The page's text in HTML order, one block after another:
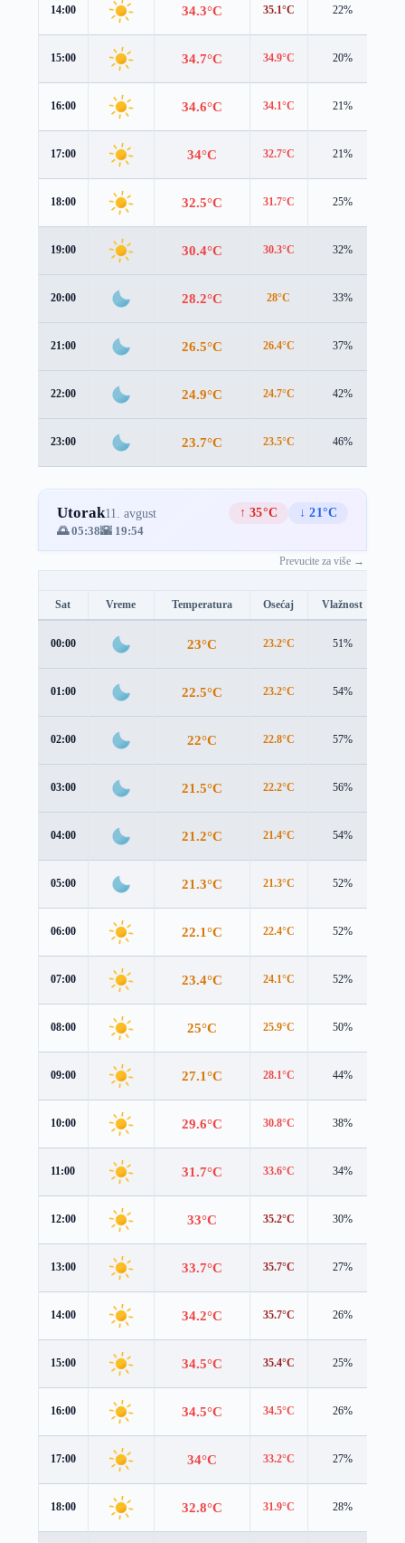
14:00 34.3°C 35.1°C 22%
15:00 34.7°C 34.9°C 20%
16:00 34.6°C 34.1°C 21%
17:00 34°C 32.7°C 21%
18:00 32.5°C 31.7°C 25%
19:00 30.4°C 30.3°C 32%
20:00 28.2°C 28°C 33%
21:00 26.5°C 26.4°C 37%
22:00 24.9°C 24.7°C 42%
23:00 23.7°C 23.5°C 46%
Utorak11. avgust ↑ 35°C
↓ 21°C
🌅 05:38🌇 19:54
Prevucite za više →
Sat Vreme Temperatura Osećaj Vlažnost
00:00 23°C 23.2°C 51%
01:00 22.5°C 23.2°C 54%
02:00 22°C 22.8°C 57%
03:00 21.5°C 22.2°C 56%
04:00 21.2°C 21.4°C 54%
05:00 21.3°C 21.3°C 52%
06:00 22.1°C 22.4°C 52%
07:00 23.4°C 24.1°C 52%
08:00 25°C 25.9°C 50%
09:00 27.1°C 28.1°C 44%
10:00 29.6°C 30.8°C 38%
11:00 31.7°C 33.6°C 34%
12:00 33°C 35.2°C 30%
13:00 33.7°C 35.7°C 27%
14:00 34.2°C 35.7°C 26%
15:00 34.5°C 35.4°C 25%
16:00 34.5°C 34.5°C 26%
17:00 34°C 33.2°C 27%
18:00 32.8°C 31.9°C 28%